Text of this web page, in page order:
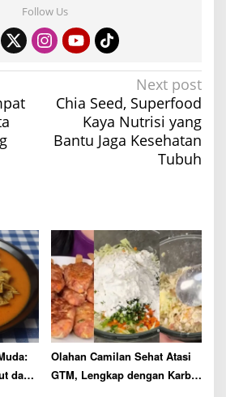
Follow Us
Next post
Chia Seed, Superfood
Kaya Nutrisi yang
Bantu Jaga Kesehatan
Tubuh
dan
Olahan Camilan Sehat Atasi
GTM, Lengkap dengan Karbo